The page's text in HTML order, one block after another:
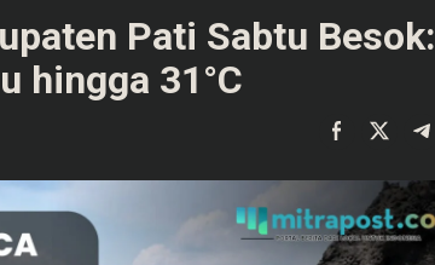
Pati Sabtu Besok:
hingga 31°C